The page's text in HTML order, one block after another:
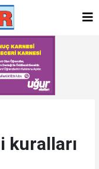
kuralları